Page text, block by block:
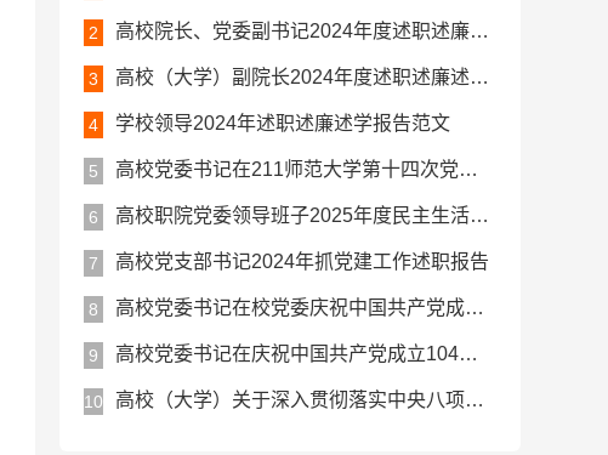
2 高校院长、党委副书记2024年度述职述廉述学工作报告
3 高校（大学）副院长2024年度述职述廉述学报告
4 学校领导2024年述职述廉述学报告范文
5 高校党委书记在211师范大学第十四次党代会上的讲话报告
6 高校职院党委领导班子2025年度民主生活会对照检查材料（五个带头）
7 高校党支部书记2024年抓党建工作述职报告
8 高校党委书记在校党委庆祝中国共产党成立104周年暨七一表彰大会上的讲话
9 高校党委书记在庆祝中国共产党成立104周年大会上的讲话
10 高校（大学）关于深入贯彻落实中央八项规定精神学习教育总结评估报告